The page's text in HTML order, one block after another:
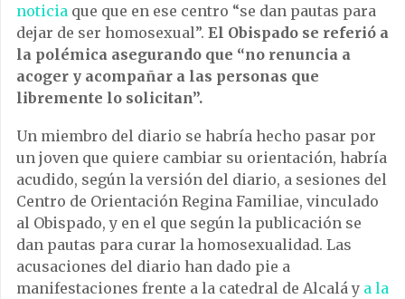
noticia que que en ese centro “se dan pautas para
dejar de ser homosexual”. El Obispado se referió a
la polémica asegurando que “no renuncia a
acoger y acompañar a las personas que
libremente lo solicitan”.
Un miembro del diario se habría hecho pasar por
un joven que quiere cambiar su orientación, habría
acudido, según la versión del diario, a sesiones del
Centro de Orientación Regina Familiae, vinculado
al Obispado, y en el que según la publicación se
dan pautas para curar la homosexualidad. Las
acusaciones del diario han dado pie a
manifestaciones frente a la catedral de Alcalá y a la